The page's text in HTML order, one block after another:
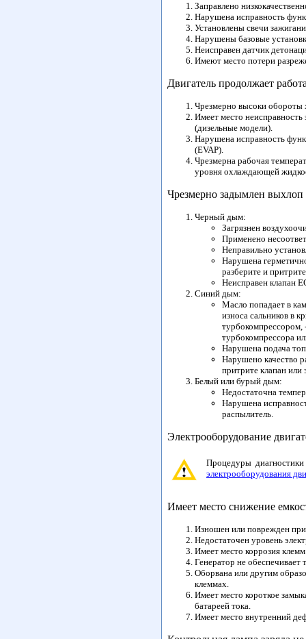
Заправлено
Нарушена исправность
Установлены свечи
Нарушены базовые
Неисправен датчик
Имеют место потери
Двигатель продолжает
Чрезмерно высоки обороты
Имеет место неисправность
(дизельные модели).
Нарушена исправность
(EVAP).
Чрезмерна рабочая
уровня охлаждающей
Чрезмерно задымлен выхлоп
Черный дым:
Загрязнен
Применено
Неправильно
Нарушена
разберите и
Неисправен клапан
Синий дым:
Масло попадает в
износа сальников в
турбокомпрессором,
турбокомпрессора
Нарушена подача
Нарушено качество
притрите клапан или
Белый или бурый дым:
Недостаточна
Нарушена
распылитель.
Электрооборудование
Процедуры
электрооборудования
Имеет место снижение
Изношен или поврежден
Недостаточен уровень
Имеет место коррозия
Генератор не обеспечивает
Оборвана или другим
клеммах.
Имеет место короткое
батареей тока.
Имеет место внутренний